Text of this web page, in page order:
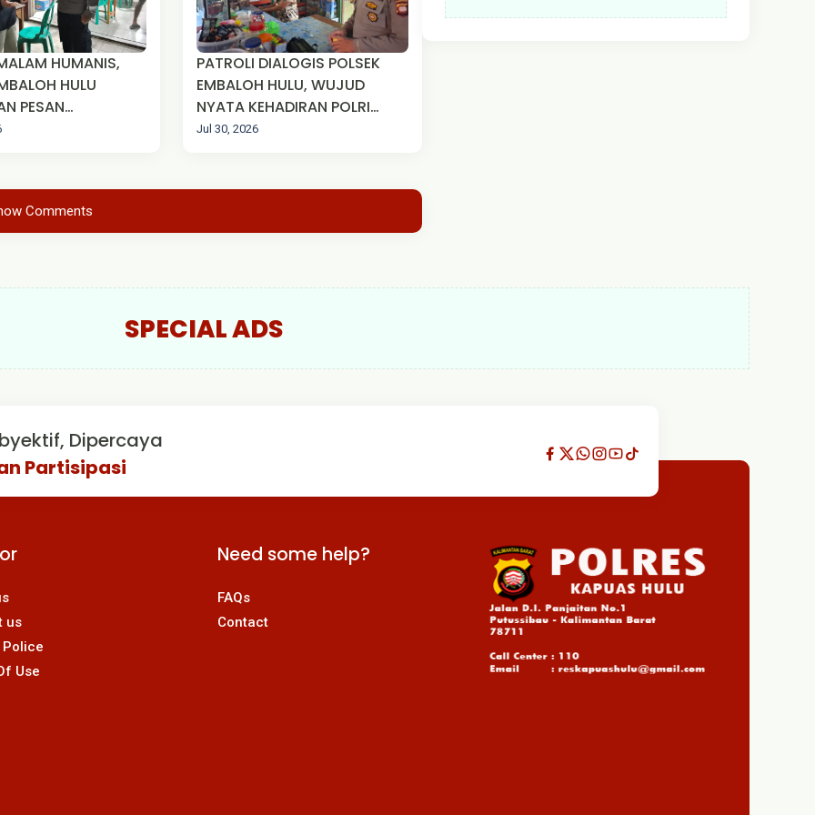
HUMANIS,
HULU
PESAN
KEPADA WARGA
PATROLI DIALOGIS POLSEK
EMBALOH HULU, WUJUD
NYATA KEHADIRAN POLRI
JAGA KEAMANAN
Jul 30, 2026
Comments
SPECIAL ADS
Dipercaya
Partisipasi
us
Use
Need some help?
FAQs
Contact